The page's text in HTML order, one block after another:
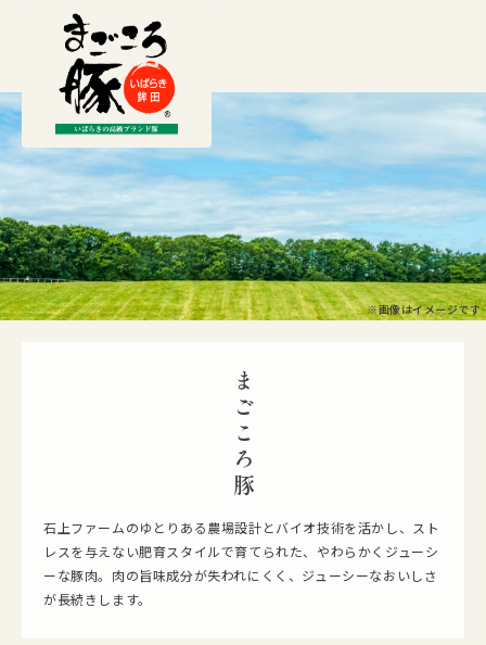
な豚が育つ環境をつくっています。生産者の知識や経験、豚への愛情が
「常陸の輝き」の高い品質を保つ重要な鍵となっています。
おいしさへのこだわり
「常陸の輝き」は、「食べた方々を笑顔にできる美味しい豚肉をつくり
たい」という想いから、県内の生産者や関係者が力を合わせ、多くの時
間を費やすことで誕生した、新しいブランド豚肉です。茨城県の温暖な
気候と肥沃な大地の恵みを受けた、おいしい豚肉に育てられています。
茨城が誇る系統豚「ローズD-1」は、赤肉中の脂肪割合が一般的な国産
豚肉よりも高い能力を持ち、肉質の良い豚肉です。試作試験を重ね、独
自の設計で配合されたブランド専用飼料を与え、じっくり育てること
で、肉の柔らかさや旨味、香りがさらに向上し、高品質な豚肉となりま
※画像はイメージです
まごころ豚
石上ファームのゆとりある農場設計とバイオ技術を活かし、スト
レスを与えない肥育スタイルで育てられた、やわらかくジューシ
ーな豚肉。肉の旨味成分が失われにくく、ジューシーなおいしさ
が長続きします。